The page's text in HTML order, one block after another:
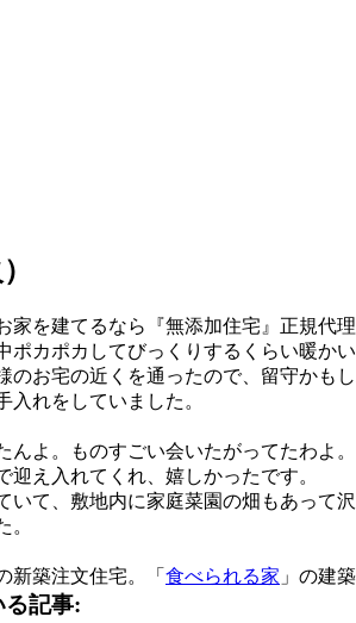
を建てるなら『無添加住宅』正規代理
ポカポカしてびっくりするくらい暖かい
のお宅の近くを通ったので、留守かも
入れをしていました。
んよ。ものすごい会いたがってたわよ。
え入れてくれ、嬉しかったです。
いて、敷地内に家庭菜園の畑もあって
。
新築注文住宅。「 食べられる家 」の建
る記事: